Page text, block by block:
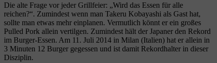
Die alte Frage vor jeder Grillfeier: „Wird das Essen für alle
reichen?“. Zumindest wenn man Takeru Kobayashi als Gast hat,
sollte man etwas mehr einplanen. Vermutlich könnt er ein großes
Pulled Pork allein vertilgen. Zumindest hält der Japaner den Rekord
im Burger-Essen. Am 11. Juli 2014 in Milan (Italien) hat er allein in
3 Minuten 12 Burger gegessen und ist damit Rekordhalter in dieser
Disziplin.